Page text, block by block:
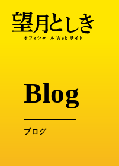
Blog
ブログ